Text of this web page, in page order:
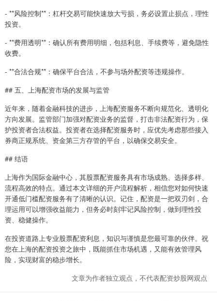
- **风险控制**：杠杆交易可能快速放大亏损，务必设置止损点，理性
投资。
- **费用透明**：确认所有费用明细，包括利息、手续费等，避免隐性
收费。
- **合法合规**：确保平台合法，不参与场外配资等违规操作。
## 五、上海配资市场的发展与监管
近年来，随着金融科技的进步，上海配资服务不断向规范化、透明化
方向发展。监管部门加强对配资业务的监督，打击非法配资行为，保
护投资者合法权益。投资者在选择配资服务时，应优先考虑那些接入
券商正规系统、资金第三方存管的平台，以确保交易安全。
## 结语
上海作为国际金融中心，其股票配资服务具有市场成熟、选择多样、
流程高效的特点。通过本文详细的开户流程解析，相信您对如何快速
开通低门槛配资服务有了清晰的认识。记住，配资是一把双刃剑，合
理运用可以增强收益能力，但务必时刻牢记风险控制，做到理性投
资、稳健操作。
在投资道路上专业股票配资利息，知识与谨慎是您最可靠的伙伴。祝
您在上海的配资投资之旅中，既能抓住市场机遇，又能有效管理风
险，实现财富的稳步增长。
文章为作者独立观点，不代表配资炒股网观点